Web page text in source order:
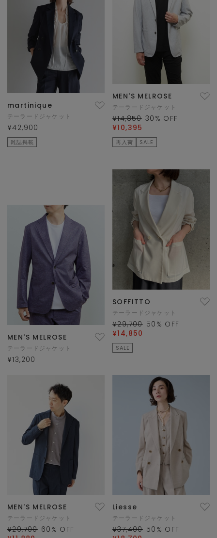
martinique
テーラードジャケット
¥42,900
雑誌掲載
MEN'S MELROSE
テーラードジャケット
¥14,850 30 % OFF
¥10,395
再入荷 SALE
MEN'S MELROSE
テーラードジャケット
¥13,200
SOFFITTO
テーラードジャケット
¥29,700 50 % OFF
¥14,850
SALE
MEN'S MELROSE
テーラードジャケット
¥29,700 60 % OFF
Liesse
テーラードジャケット
¥37,400 50 % OFF